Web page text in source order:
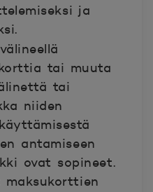
ja
tai muuta
tai
niiden
antamiseen
ovat sopineet.
maksukorttien